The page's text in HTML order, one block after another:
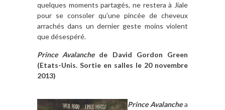
quelques moments partagés, ne restera à Jiale
pour se consoler qu’une pincée de cheveux
arrachés dans un dernier geste moins violent
que désespéré.
Prince Avalanchede David Gordon Green
(Etats-Unis. Sortie en salles le 20 novembre
2013)
Prince Avalanchea